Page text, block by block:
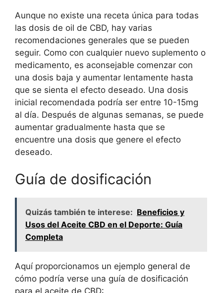
Aunque no existe una receta única para todas
las dosis de oil de CBD, hay varias
recomendaciones generales que se pueden
seguir. Como con cualquier nuevo suplemento o
medicamento, es aconsejable comenzar con
una dosis baja y aumentar lentamente hasta
que se sienta el efecto deseado. Una dosis
inicial recomendada podría ser entre 10-15mg
al día. Después de algunas semanas, se puede
aumentar gradualmente hasta que se
encuentre una dosis que genere el efecto
deseado.
Guía de dosificación
Quizás también te interese: Beneficios y
Usos del Aceite CBD en el Deporte: Guía
Completa
Aquí proporcionamos un ejemplo general de
cómo podría verse una guía de dosificación